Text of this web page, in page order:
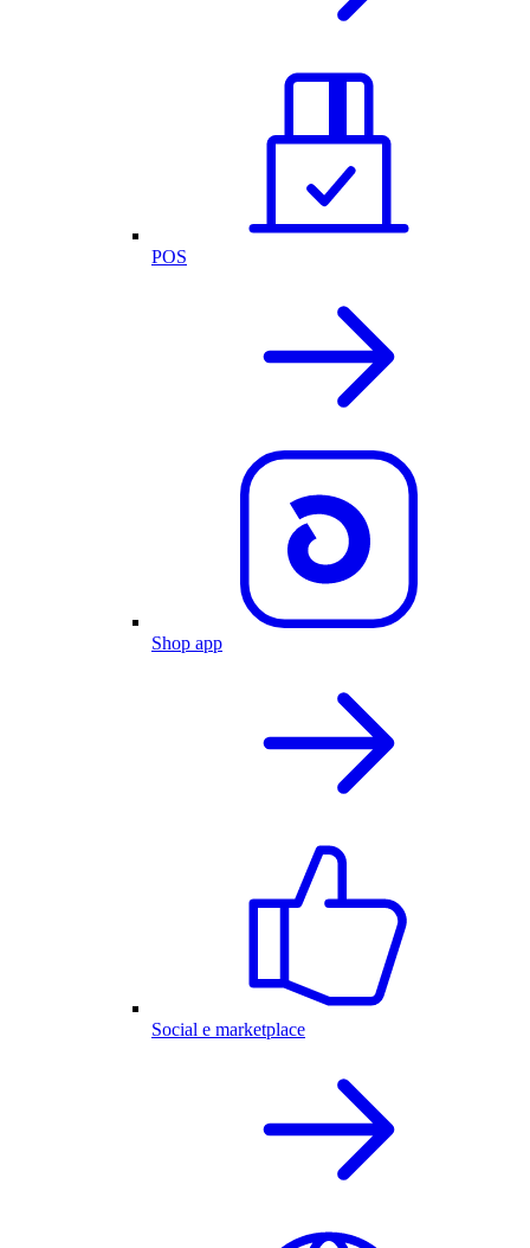
POS
Shop app
Social e marketplace